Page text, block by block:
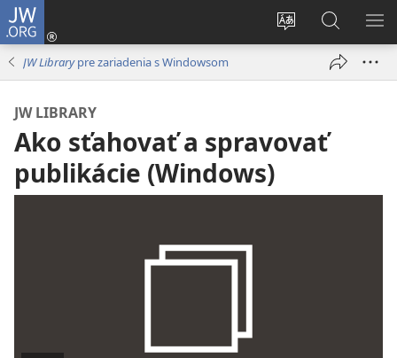
JW.ORG
Zmeniť
stránky
Prihlásiť
sa
na
JW.ORG
JW Librarypre zariadenia s Windowsom
JW LIBRARY
Ako sťahovať a spravovať
publikácie (Windows)